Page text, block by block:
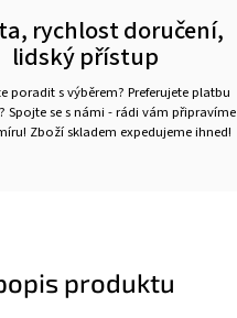
rychlost doručení,
lidský přístup
poradit s výběrem? Preferujete platbu
Spojte se s námi - rádi vám připravíme
Zboží skladem expedujeme ihned!
produktu